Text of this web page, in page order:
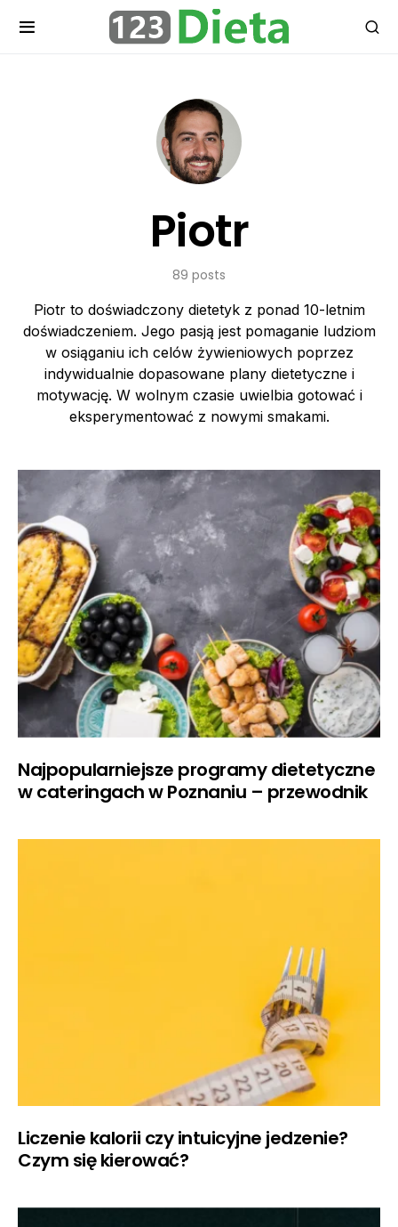
Piotr
89 posts
Piotr to doświadczony dietetyk z ponad 10-letnim
doświadczeniem. Jego pasją jest pomaganie ludziom
w osiąganiu ich celów żywieniowych poprzez
indywidualnie dopasowane plany dietetyczne i
motywację. W wolnym czasie uwielbia gotować i
eksperymentować z nowymi smakami.
Najpopularniejsze programy dietetyczne
w cateringach w Poznaniu – przewodnik
Liczenie kalorii czy intuicyjne jedzenie?
Czym się kierować?